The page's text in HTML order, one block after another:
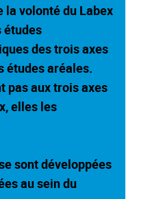
la volonté du Labex
études
des trois axes
études aréales.
pas aux trois axes
elles les
sont développées
au sein du